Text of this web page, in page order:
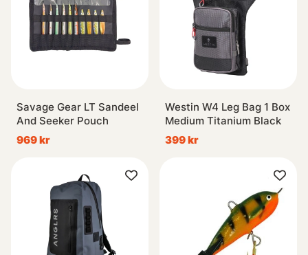
Savage Gear LT Sandeel
And Seeker Pouch
969 kr
Westin W4 Leg Bag 1 Box
Medium Titanium Black
399 kr